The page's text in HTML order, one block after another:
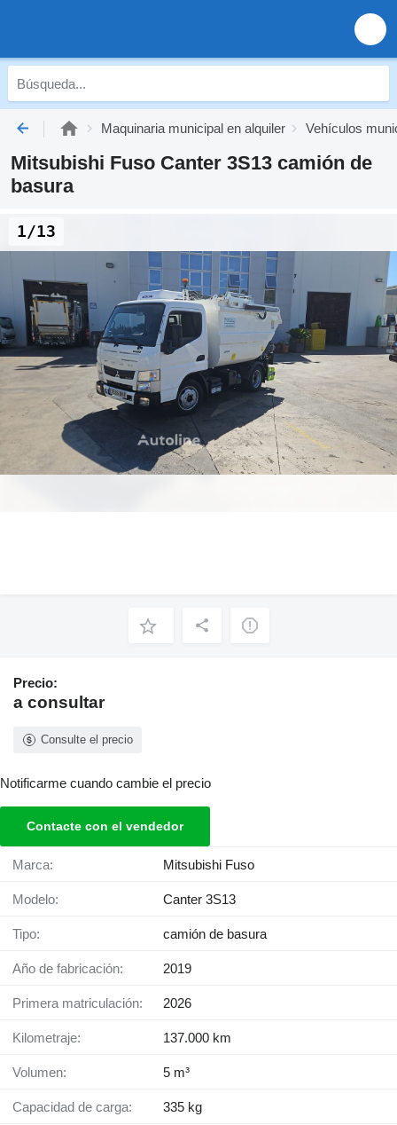
Maquinaria municipal en alquiler Vehículos
Mitsubishi Fuso Canter 3S13 camión de
basura
1/13
Precio:
a consultar
Consulte el precio
Notificarme cuando cambie el precio
Contacte con el vendedor
Marca: Mitsubishi Fuso
Modelo: Canter 3S13
Tipo: camión de basura
Año de fabricación: 2019
Primera matriculación: 2026
Kilometraje: 137.000 km
Volumen: 5 m³
Capacidad de carga: 335 kg